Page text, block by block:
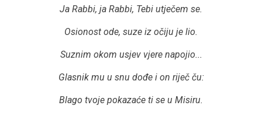
Ja Rabbi, ja Rabbi, Tebi utječem se.
Osionost ode, suze iz očiju je lio.
Suznim okom usjev vjere napojio...
Glasnik mu u snu dođe i on riječ ču:
Blago tvoje pokazaće ti se u Misiru.